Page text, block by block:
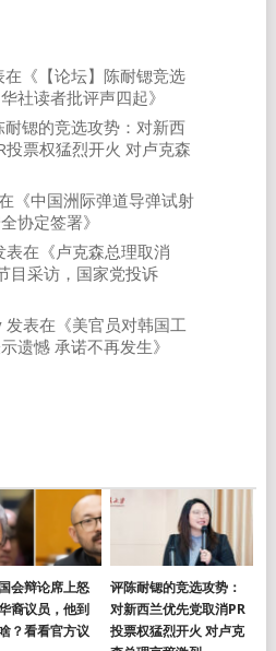
在《 【论坛】陈耐锶竞选
社读者批评声四起》
耐锶的竞选攻势：对新西
投票权猛烈开火 对卢克森
《中国洲际弹道导弹试射
协定签署》
在《卢克森总理取消
目采访，国家党投诉
发表在《美官员对韩国工
遗憾 承诺不再发生》
会辩论席上怒
裔议员，他到
？看看官方议
评陈耐锶的竞选攻势：
对新西兰优先党取消PR
投票权猛烈开火 对卢克